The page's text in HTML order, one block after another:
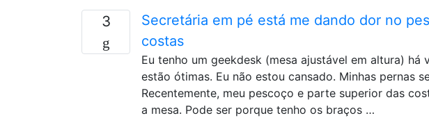
3
Secretária em pé está me dando dor no
costas
Eu tenho um geekdesk (mesa ajustável em altura)
estão ótimas. Eu não estou cansado. Minhas pernas
Recentemente, meu pescoço e parte superior das
a mesa. Pode ser porque tenho os braços …